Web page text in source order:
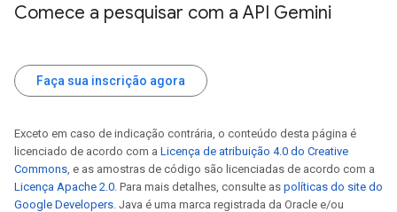
Comece a pesquisar com a API Gemini
Faça sua inscrição agora
Exceto em caso de indicação contrária, o conteúdo desta página é
licenciado de acordo com a Licença de atribuição 4.0 do Creative
Commons , e as amostras de código são licenciadas de acordo com a
Licença Apache 2.0 . Para mais detalhes, consulte as políticas do site do
Google Developers . Java é uma marca registrada da Oracle e/ou